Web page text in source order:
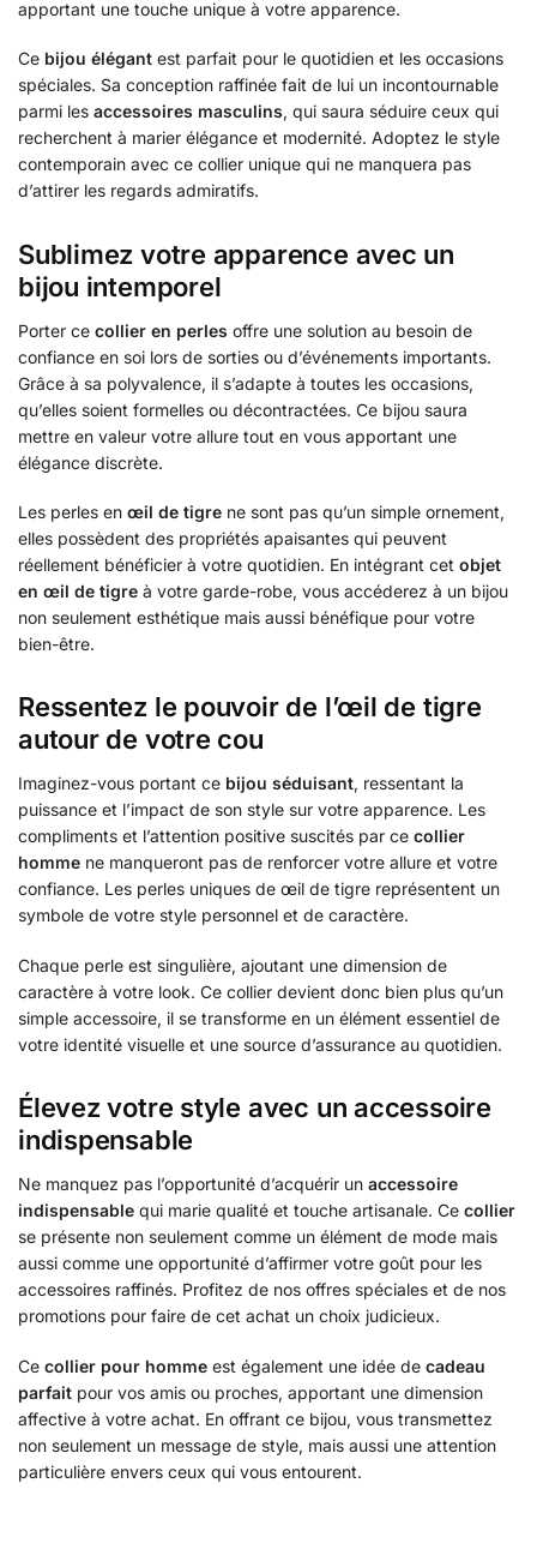
apportant une touche unique à votre apparence.
Ce bijou élégant est parfait pour le quotidien et les occasions
spéciales. Sa conception raffinée fait de lui un incontournable
parmi les accessoires masculins, qui saura séduire ceux qui
recherchent à marier élégance et modernité. Adoptez le style
contemporain avec ce collier unique qui ne manquera pas
d’attirer les regards admiratifs.
Sublimez votre apparence avec un
bijou intemporel
Porter ce collier en perles offre une solution au besoin de
confiance en soi lors de sorties ou d’événements importants.
Grâce à sa polyvalence, il s’adapte à toutes les occasions,
qu’elles soient formelles ou décontractées. Ce bijou saura
mettre en valeur votre allure tout en vous apportant une
élégance discrète.
Les perles en œil de tigre ne sont pas qu’un simple ornement,
elles possèdent des propriétés apaisantes qui peuvent
réellement bénéficier à votre quotidien. En intégrant cet objet
en œil de tigre à votre garde-robe, vous accéderez à un bijou
non seulement esthétique mais aussi bénéfique pour votre
bien-être.
Ressentez le pouvoir de l’œil de tigre
autour de votre cou
Imaginez-vous portant ce bijou séduisant, ressentant la
puissance et l’impact de son style sur votre apparence. Les
compliments et l’attention positive suscités par ce collier
homme ne manqueront pas de renforcer votre allure et votre
confiance. Les perles uniques de œil de tigre représentent un
symbole de votre style personnel et de caractère.
Chaque perle est singulière, ajoutant une dimension de
caractère à votre look. Ce collier devient donc bien plus qu’un
simple accessoire, il se transforme en un élément essentiel de
votre identité visuelle et une source d’assurance au quotidien.
Élevez votre style avec un accessoire
indispensable
Ne manquez pas l’opportunité d’acquérir un accessoire
indispensable qui marie qualité et touche artisanale. Ce collier
se présente non seulement comme un élément de mode mais
aussi comme une opportunité d’affirmer votre goût pour les
accessoires raffinés. Profitez de nos offres spéciales et de nos
promotions pour faire de cet achat un choix judicieux.
Ce collier pour homme est également une idée de cadeau
parfait pour vos amis ou proches, apportant une dimension
affective à votre achat. En offrant ce bijou, vous transmettez
non seulement un message de style, mais aussi une attention
particulière envers ceux qui vous entourent.